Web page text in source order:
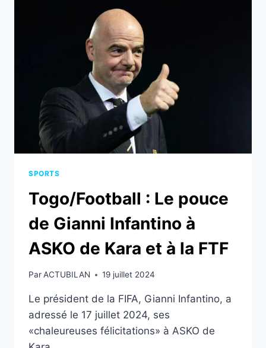
REÇU
PAR
GIANNI
INFANTINO
POUR
LE
BIEN
DU
FOOTBALL
TOGOLAIS
SPORTS
Togo/Football : Le pouce
de Gianni Infantino à
ASKO de Kara et à la FTF
ParACTUBILAN 19 juillet 2024
Le président de la FIFA, Gianni Infantino, a
adressé le 17 juillet 2024, ses
«chaleureuses félicitations» à ASKO de